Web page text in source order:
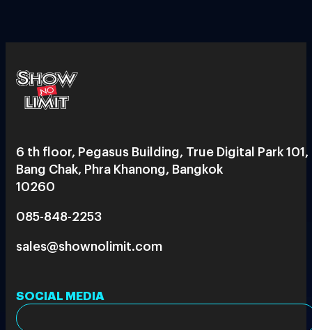
6 th floor, Pegasus Building, True Digital Park 101,
Bang Chak, Phra Khanong, Bangkok
10260
085-848-2253
sales@shownolimit.com
SOCIAL MEDIA